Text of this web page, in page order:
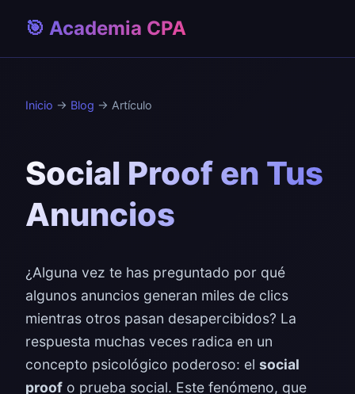
🎯 Academia CPA
Inicio → Blog → Artículo
Social Proof en Tus
Anuncios
¿Alguna vez te has preguntado por qué
algunos anuncios generan miles de clics
mientras otros pasan desapercibidos? La
respuesta muchas veces radica en un
concepto psicológico poderoso: el social
proof o prueba social. Este fenómeno, que